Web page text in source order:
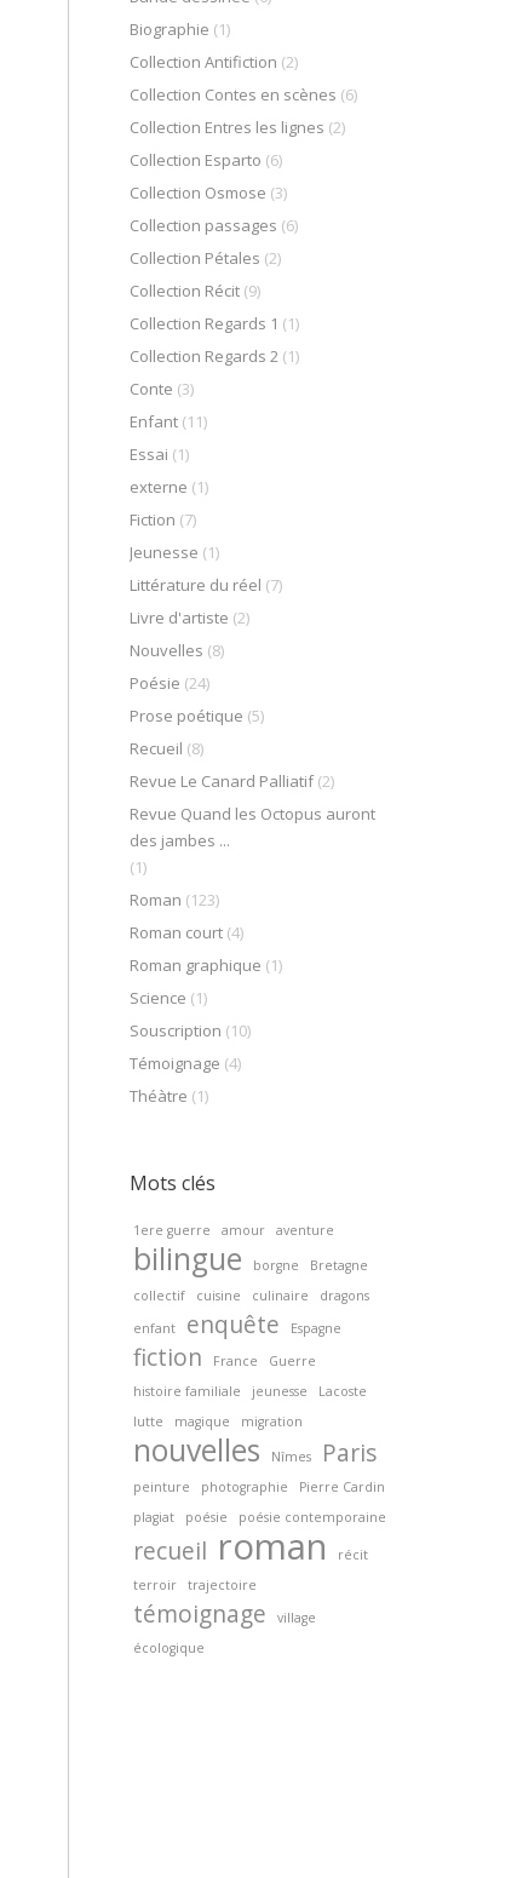
Biographie (1)
Collection Antifiction (2)
Collection Contes en scènes (6)
Collection Entres les lignes (2)
Collection Esparto (6)
Collection Osmose (3)
Collection passages (6)
Collection Pétales (2)
Collection Récit (9)
Collection Regards 1 (1)
Collection Regards 2 (1)
Conte (3)
Enfant (11)
Essai (1)
externe (1)
Fiction (7)
Jeunesse (1)
Littérature du réel (7)
Livre d'artiste (2)
Nouvelles (8)
Poésie (24)
Prose poétique (5)
Recueil (8)
Revue Le Canard Palliatif (2)
Revue Quand les Octopus auront
des jambes ...
(1)
Roman (123)
Roman court (4)
Roman graphique (1)
Science (1)
Souscription (10)
Témoignage (4)
Théàtre (1)
Mots clés
1ere guerre amour aventure
bilingue borgne
Bretagne
collectif
cuisine culinaire
dragons
enfant
enquête Espagne
fiction France
Guerre
histoire familiale
jeunesse
Lacoste
lutte
magique migration
nouvelles Nîmes Paris
peinture photographie
Pierre Cardin
plagiat
poésie poésie contemporaine
recueil roman
récit
terroir
trajectoire
témoignage
village
écologique